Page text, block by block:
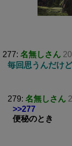
277: 名無しさん
毎回思うんだけ
279: 名無しさん
>>277
便秘のとき